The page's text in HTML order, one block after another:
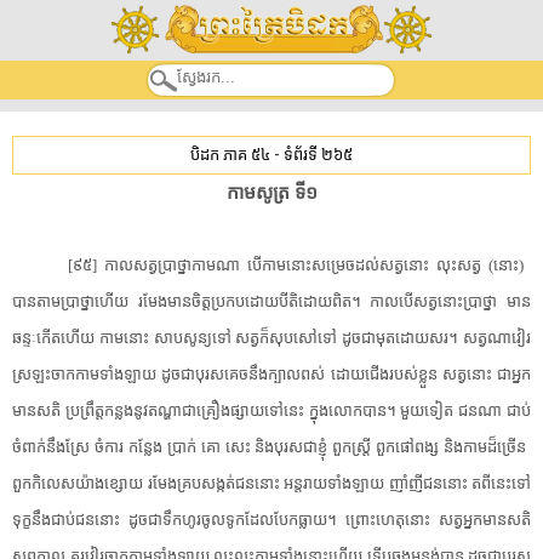
បិដក ភាគ ៥៤ - ទំព័រទី ២៦៥
​កាម​សូត្រ​ ​ទី១​
[​៩៥​]​ ​កាល​សត្វ​ប្រាថ្នា​កាម​ណា​ ​បើ​កាម​នោះ​សម្រេច​ដល់​សត្វ​នោះ​ ​លុះ​សត្វ​ ​(​នោះ​)​ ​
បាន​តាមប្រាថ្នា​ហើយ​ ​រមែង​មានចិត្ត​ប្រកបដោយ​បីតិ​ដោយពិត​។​ ​កាលបើ​សត្វ​នោះ​ប្រាថ្នា​ ​មាន​
ឆន្ទៈ​កើត​ហើយ​ ​កាម​នោះ​ ​សាបសូន្យ​ទៅ​ ​សត្វ​ក៏​សុបសៅ​ទៅ​ ​ដូចជា​មុត​ដោយ​សរ​។​ ​សត្វ​ណា​វៀរ​
ស្រឡះ​ចាក​កាម​ទាំងឡាយ​ ​ដូចជា​បុរស​គេច​នឹង​ក្បាល​ពស់​ ​ដោយ​ជើង​របស់​ខ្លួន​ ​សត្វ​នោះ​ ​ជា​អ្នក
មាន​សតិ​ ​ប្រព្រឹត្ត​កន្លង​នូវ​តណ្ហា​ជា​គ្រឿង​ផ្សាយ​ទៅ​នេះ​ ​ក្នុង​លោក​បាន​។​ ​មួយទៀត​ ​ជន​ណា​ ​ជាប់​
ចំពាក់​នឹង​ស្រែ​ ​ចំការ​ ​កន្លែង​ ​ប្រាក់​ ​គោ​ ​សេះ​ ​និង​បុរស​ជា​ខ្ញុំ​ ​ពួក​ស្រ្តី​ ​ពួក​ផៅពង្ស​ ​និង​កាម​ដ៏​ច្រើន​ ​
ពួក​កិលេស​យ៉ាង​ខ្សោយ​ ​រមែង​គ្រប​សង្កត់​ជន​នោះ​ ​អន្តរាយ​ទាំងឡាយ​ ​ញាំញី​ជន​នោះ​ ​តពីនេះទៅ​
​ទុក្ខ​នឹង​ជាប់​ជន​នោះ​ ​ដូចជា​ទឹកហូរ​ចូលទូក​ដែល​បែកធ្លាយ​។​ ​ព្រោះហេតុនោះ​ ​សត្វ​អ្នកមាន​សតិ​